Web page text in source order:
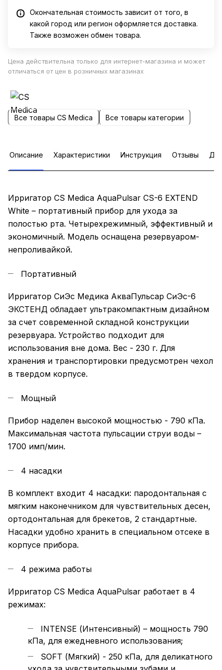
Окончательная стоимость зависит от того, в
какой город или регион оформляется доставка.
Также возможен обмен товара.
Цена действительна только для интернет-магазина и может
отличаться от цен в розничных магазинах
Все товары CS Medica Все товары категории
Описание Характеристики Инструкция Отзывы
Ирригатор CS Medica AquaPulsar CS-6 EXTEND
White – портативный прибор для ухода за
полостью рта. Четырехрежимный, эффективный и
экономичный. Модель оснащена резервуаром-
непроливайкой.
Портативный
Ирригатор СиЭс Медика АкваПульсар СиЭс-6
ЭКСТЕНД обладает ультракомпактным дизайном
за счет современной складной конструкции
резервуара. Устройство подходит для
использования вне дома. Вес - 230 г. Для
хранения и транспортировки предусмотрен чехол
в твердом корпусе.
Мощный
Прибор наделен высокой мощностью - 790 кПа.
Максимальная частота пульсации струи воды –
1700 имп/мин.
4 насадки
В комплект входит 4 насадки: пародонтальная с
мягким наконечником для чувствительных десен,
ортодонтальная для брекетов, 2 стандартные.
Насадки удобно хранить в специальном отсеке в
корпусе прибора.
4 режима работы
Ирригатор CS Medica AquaPulsar работает в 4
режимах:
INTENSE (Интенсивный) – мощность 790
кПа, для ежедневного использования;
SOFT (Мягкий) - 250 кПа, для деликатного